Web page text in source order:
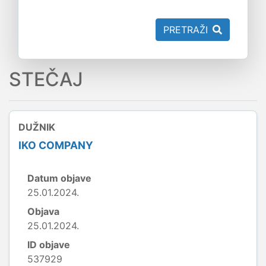
PRETRAŽI
STEČAJ
DUŽNIK
IKO COMPANY
Datum objave
25.01.2024.
Objava
25.01.2024.
ID objave
537929